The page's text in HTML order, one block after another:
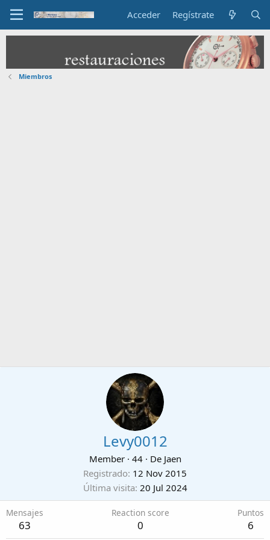
Acceder Regístrate
Miembros
Levy0012
Member · 44 · De Jaen
Registrado 12 Nov 2015
Última visita 20 Jul 2024
Mensajes
63
Reaction score
0
Puntos
6